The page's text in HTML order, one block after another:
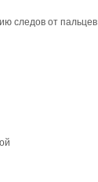
следов от пальцев